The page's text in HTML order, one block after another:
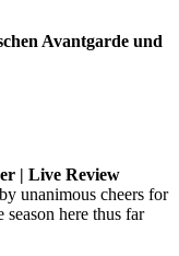
Avantgarde und
| Live Review
unanimous cheers for
season here thus far